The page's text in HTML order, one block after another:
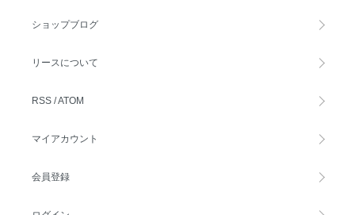
ショップブログ
リースについて
RSS /ATOM
マイアカウント
会員登録